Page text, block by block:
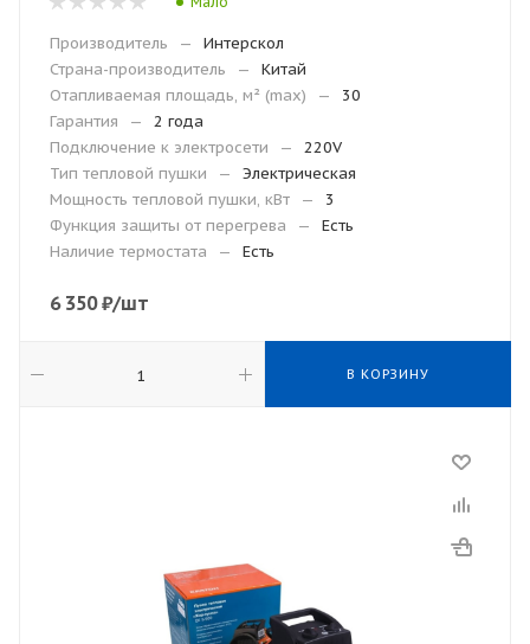
Производитель —
Интерскол
Страна-производитель
—
Китай
Отапливаемая площадь, м² (max)
—
30
Гарантия
—
2 года
Подключение к электросети
—
220V
Тип тепловой пушки
—
Электрическая
Мощность тепловой пушки, кВт
—
3
Функция защиты от перегрева
—
Есть
Наличие термостата
— Есть
6 350₽/шт
В КОРЗИНУ